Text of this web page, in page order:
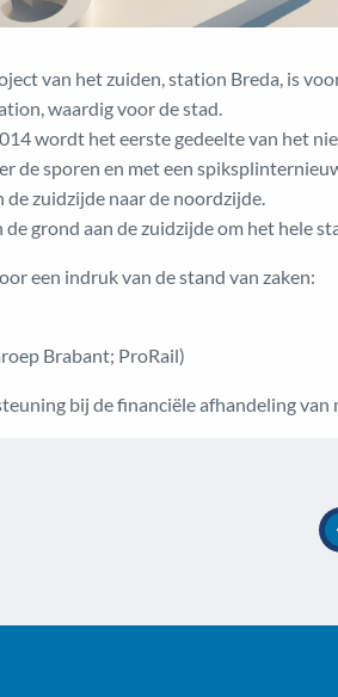
van het zuiden, station Breda, is
waardig voor de stad.
wordt het eerste gedeelte van het
de sporen en met een
zuidzijde naar de noordzijde.
de grond aan de zuidzijde om het hele
een indruk van de stand van zaken:
Brabant; ProRail)
bij de financiële afhandeling